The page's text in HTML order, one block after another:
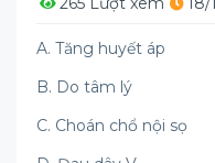
A. Tăng huyết áp
B. Do tâm lý
C. Choán chổ nội sọ